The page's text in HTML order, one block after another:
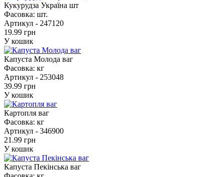
Кукурудза Україна шт
Фасовка: шт.
Артикул - 247120
19.99 грн
У кошик
Капуста Молода ваг
Фасовка: кг
Артикул - 253048
39.99 грн
У кошик
Картопля ваг
Фасовка: кг
Артикул - 346900
21.99 грн
У кошик
Капуста Пекінська ваг